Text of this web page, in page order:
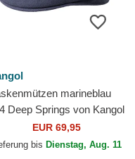
marineblau
Deep Springs von Kangol
EUR 69,95
bis Dienstag, Aug. 11